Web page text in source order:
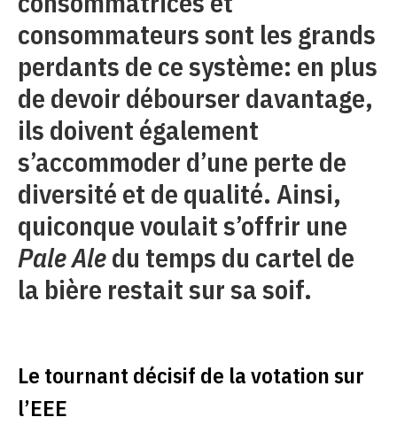
consommateurs sont les grands
perdants de ce système: en plus
de devoir débourser davantage,
ils doivent également
s’accommoder d’une perte de
diversité et de qualité. Ainsi,
quiconque voulait s’offrir une
Pale Aledu temps du cartel de
la bière restait sur sa soif.
Le tournant décisif de la votation sur
l’EEE